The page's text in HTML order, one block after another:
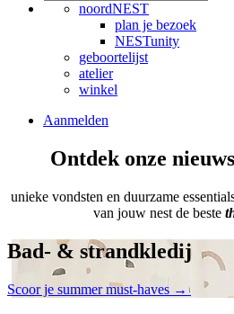
noordNEST
plan je bezoek
NESTunity
geboortelijst
atelier
winkel
Aanmelden
Ontdek onze
unieke vondsten en duurzame
van jouw nest de beste
Bad- & strandkledij
Scoor je summer must-haves →